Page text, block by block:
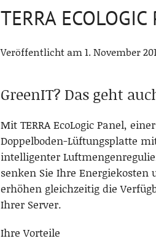
TERRA ECOLOGIC
Veröffentlicht am 1. November
GreenIT? Das geht
Mit TERRA EcoLogic Panel,
Doppelboden-Lüftungsplatte
intelligenter
senken Sie Ihre Energiekosten
erhöhen gleichzeitig die
Ihrer Server.
Ihre Vorteile